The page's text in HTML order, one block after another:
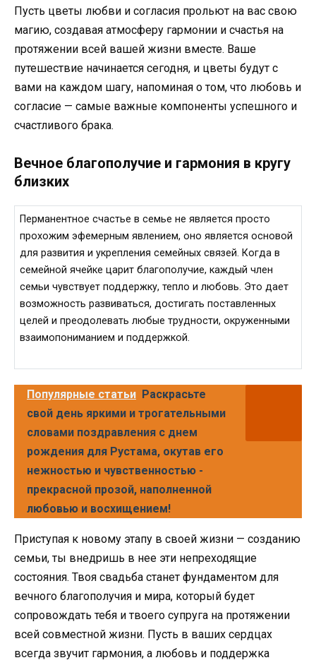
Пусть цветы любви и согласия прольют на вас свою
магию, создавая атмосферу гармонии и счастья на
протяжении всей вашей жизни вместе. Ваше
путешествие начинается сегодня, и цветы будут с
вами на каждом шагу, напоминая о том, что любовь и
согласие — самые важные компоненты успешного и
счастливого брака.
Вечное благополучие и гармония в кругу
близких
Перманентное счастье в семье не является просто
прохожим эфемерным явлением, оно является основой
для развития и укрепления семейных связей. Когда в
семейной ячейке царит благополучие, каждый член
семьи чувствует поддержку, тепло и любовь. Это дает
возможность развиваться, достигать поставленных
целей и преодолевать любые трудности, окруженными
взаимопониманием и поддержкой.
Популярные статьи Раскрасьте
свой день яркими и трогательными
словами поздравления с днем
рождения для Рустама, окутав его
нежностью и чувственностью -
прекрасной прозой, наполненной
любовью и восхищением!
Приступая к новому этапу в своей жизни — созданию
семьи, ты внедришь в нее эти непреходящие
состояния. Твоя свадьба станет фундаментом для
вечного благополучия и мира, который будет
сопровождать тебя и твоего супруга на протяжении
всей совместной жизни. Пусть в ваших сердцах
всегда звучит гармония, а любовь и поддержка